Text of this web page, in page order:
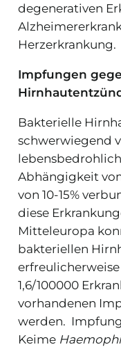
degenerativen
Herzerkrankung.
Impfungen
Bakterielle
schwerwiegend
Abhängigkeit
von 10-15%
diese
Mitteleuropa
bakteriellen
1,6/100000
vorhandenen
werden.
Keime